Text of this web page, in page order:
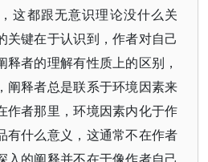
这都跟无意识理论没什么关
关键在于认识到，作者对自己
者的理解有性质上的区别，
阐释者总是联系于环境因素来
作者那里，环境因素内化于作
有什么意义，这通常不在作者